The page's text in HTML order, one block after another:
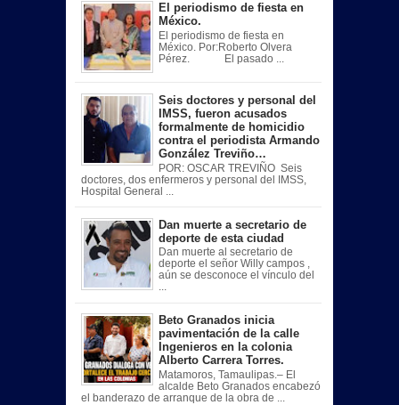
El periodismo de fiesta en
México.
El periodismo de fiesta en
México. Por:Roberto Olvera
Pérez. El pasado ...
Seis doctores y personal del
IMSS, fueron acusados
formalmente de homicidio
contra el periodista Armando
González Treviño…
POR: OSCAR TREVIÑO Seis
doctores, dos enfermeros y personal del IMSS,
Hospital General ...
Dan muerte a secretario de
deporte de esta ciudad
Dan muerte al secretario de
deporte el señor Willy campos ,
aún se desconoce el vínculo del
Beto Granados inicia
pavimentación de la calle
Ingenieros en la colonia
Alberto Carrera Torres.
Matamoros, Tamaulipas.– El
alcalde Beto Granados encabezó
el banderazo de arranque de la obra de ...